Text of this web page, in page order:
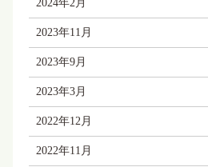
2024年2月
2023年11月
2023年9月
2023年3月
2022年12月
2022年11月